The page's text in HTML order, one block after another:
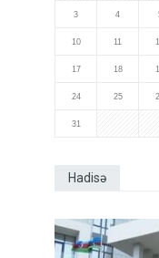
3 4
10 11
17 18
24 25
31
Hadisə